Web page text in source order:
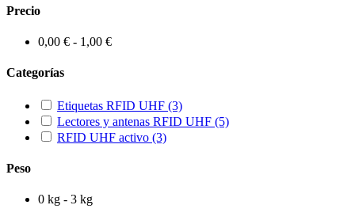
Precio
0,00 € - 1,00 €
Categorías
Etiquetas RFID UHF (3)
Lectores y antenas RFID UHF (5)
RFID UHF activo (3)
Peso
0 kg - 3 kg